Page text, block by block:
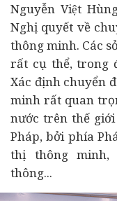
Nguyễn Việt
Nghị quyết về
thông minh. Các
rất cụ thể, trong
Xác định chuyển
minh rất quan
nước trên thế
Pháp, bởi phía
thị thông minh,
thông...